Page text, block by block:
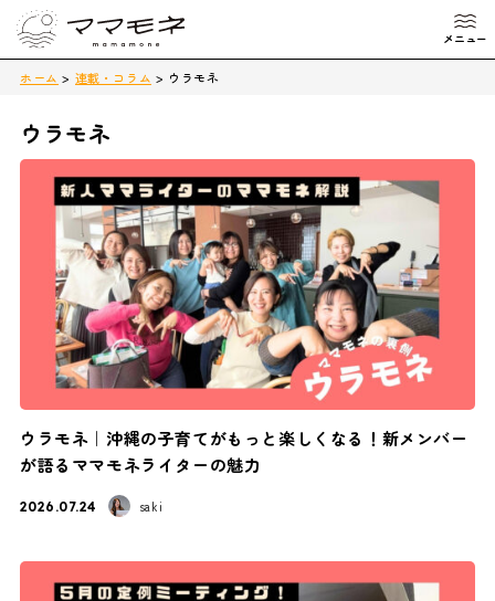
ホーム > 連載・コラム > ウラモネ
ウラモネ
ウラモネ｜沖縄の子育てがもっと楽しくなる！新メンバー
が語るママモネライターの魅力
2026.07.24 saki